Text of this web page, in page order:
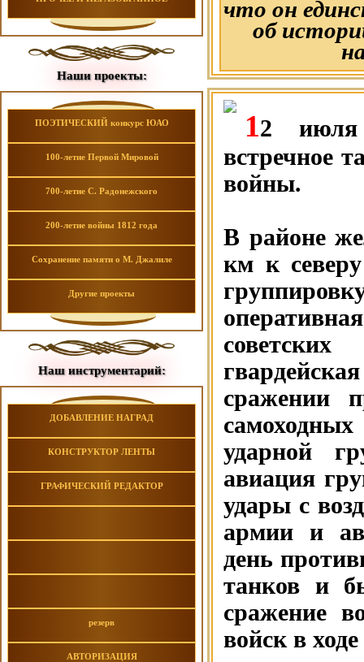
Наши проекты:
ПОЭТИЧЕСКИЙ конкурс ЮАО
100-летие Первой Мировой
700-летие С. Радонежского
200-летие войны 1812 года
Сохранение памяти о М. Джалиле
Другие проекты
Наш инструментарий:
ДОБАВЛЕНИЕ НАГРАД
КОНСТРУКТОР ЛЕНТЫ
ГРАФИЧЕСКИЙ РЕДАКТОР
резерв
АВТОРИЗАЦИЯ
что он
об
12 июля
встречное
войны.
В районе
км к
сражении
ударной
авиация
удары с
армии и
день
танков и
сражение
войск в